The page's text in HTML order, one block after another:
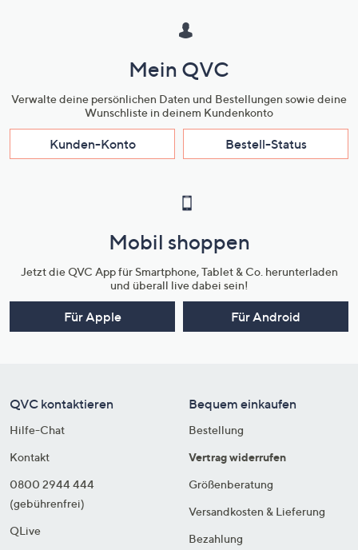
Mein QVC
Verwalte deine persönlichen Daten und Bestellungen sowie deine
Wunschliste in deinem Kundenkonto
Kunden-Konto Bestell-Status
Mobil shoppen
Jetzt die QVC App für Smartphone, Tablet & Co. herunterladen
und überall live dabei sein!
Für Apple Für Android
QVC kontaktieren
Hilfe-Chat
Kontakt
0800 2944 444
(gebührenfrei)
QLive
Bequem einkaufen
Bestellung
Vertrag widerrufen
Größenberatung
Versandkosten & Lieferung
Bezahlung